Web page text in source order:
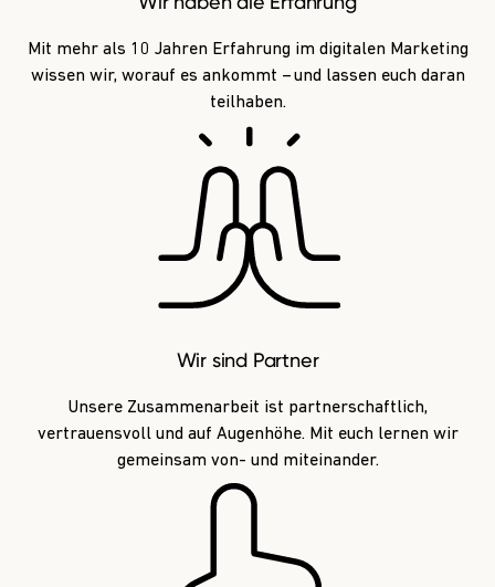
Mit mehr als 10 Jahren Erfahrung im digitalen Marketing
wissen wir, worauf es ankommt – und lassen euch daran
teilhaben.
Wir sind Partner
Unsere Zusammenarbeit ist partnerschaftlich,
vertrauensvoll und auf Augenhöhe. Mit euch lernen wir
gemeinsam von- und miteinander.